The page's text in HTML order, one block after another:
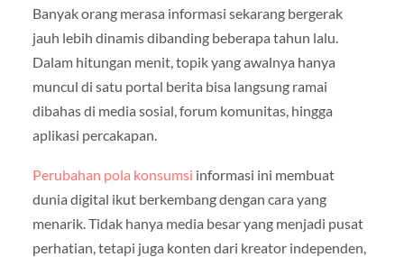
Banyak orang merasa informasi sekarang bergerak
jauh lebih dinamis dibanding beberapa tahun lalu.
Dalam hitungan menit, topik yang awalnya hanya
muncul di satu portal berita bisa langsung ramai
dibahas di media sosial, forum komunitas, hingga
aplikasi percakapan.
Perubahan pola konsumsi informasi ini membuat
dunia digital ikut berkembang dengan cara yang
menarik. Tidak hanya media besar yang menjadi pusat
perhatian, tetapi juga konten dari kreator independen,